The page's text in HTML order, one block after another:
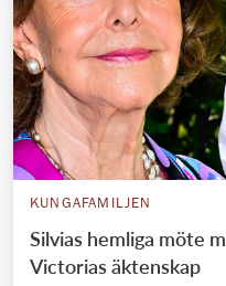
KUNGAFAMILJEN
Silvias hemliga möte
Victorias äktenskap